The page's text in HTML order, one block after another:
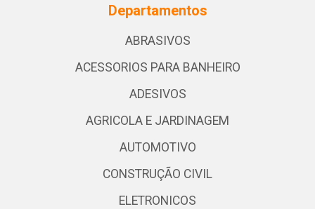
Departamentos
ABRASIVOS
ACESSORIOS PARA BANHEIRO
ADESIVOS
AGRICOLA E JARDINAGEM
AUTOMOTIVO
CONSTRUÇÃO CIVIL
ELETRONICOS